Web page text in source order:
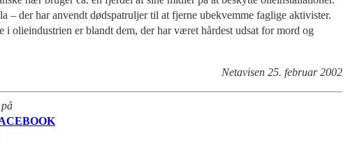
– der har anvendt dødspatruljer til at fjerne ubekvemme faglige aktivister.
olieindustrien er blandt dem, der har været hårdest udsat for mord og
Netavisen 25. februar 2002